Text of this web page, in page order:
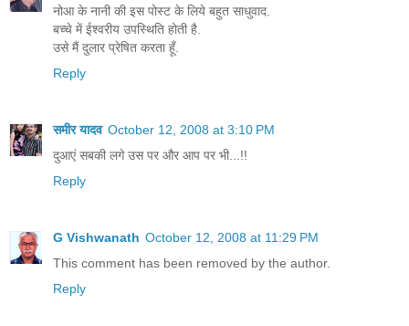
नोआ के नानी की इस पोस्ट के लिये बहुत साधुवाद.
बच्चे में ईश्वरीय उपस्थिति होती है.
उसे मैं दुलार प्रेषित करता हूँ.
Reply
समीर यादव October 12, 2008 at 3:10 PM
दुआएं सबकी लगे उस पर और आप पर भी...!!
Reply
G Vishwanath October 12, 2008 at 11:29 PM
This comment has been removed by the author.
Reply